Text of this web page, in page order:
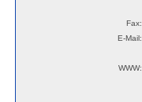
Fax:
E-Mail:
WWW: